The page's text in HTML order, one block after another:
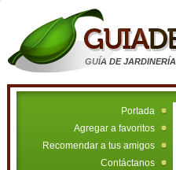
GUÍA DE JARDINERÍA
Portada
Agregar a favoritos
Recomendar a tus amigos
Contáctanos